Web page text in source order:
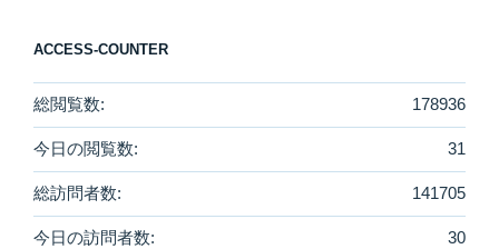
ACCESS-COUNTER
178936
総閲覧数:
31
今日の閲覧数:
141705
総訪問者数:
30
今日の訪問者数: